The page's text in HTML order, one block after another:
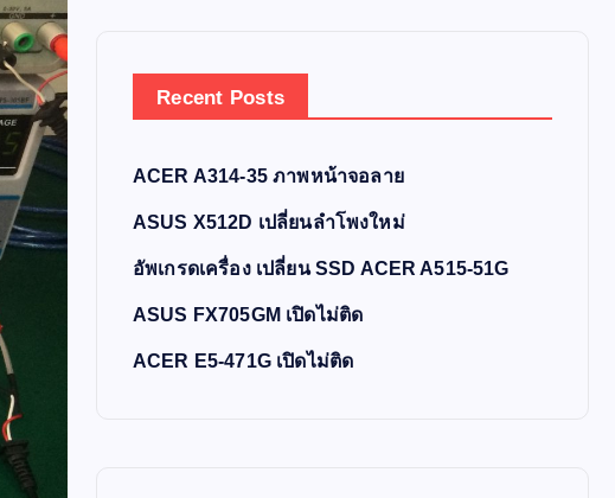
Recent Posts
ACER A314-35 ภาพหน้าจอลาย
ASUS X512D เปลี่ยนลำโพงใหม่
อัพเกรดเครื่อง เปลี่ยน SSD ACER A515-51G
ASUS FX705GM เปิดไม่ติด
ACER E5-471G เปิดไม่ติด